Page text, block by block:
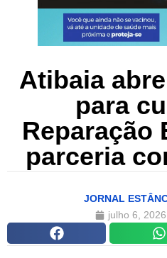
Atibaia
para
Reparação
parceria
JORNAL
julho 6, 2026